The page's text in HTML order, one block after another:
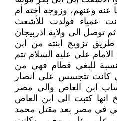
عنه وعنهم، وزوجه أخته أم
عمياء فولدت للأشعث
توصل الى ولاية اذربيجان
تزويج ابنته من ابن
علي عليه السلام تتم
للبغي قطام فهي من
كانت تتجسس على انصار
ابن العاص والي مصر
انها كتبت الى ابن العاص
علي في مصر بعد مقتل محمد